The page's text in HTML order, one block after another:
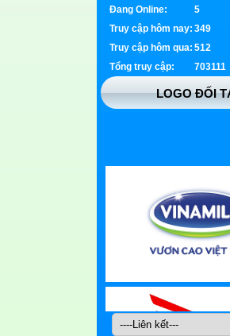
Đang Online:
5
Truy cập hôm nay: 349
Truy cập hôm qua: 512
Tổng truy cập:
703111
LOGO ĐỐI